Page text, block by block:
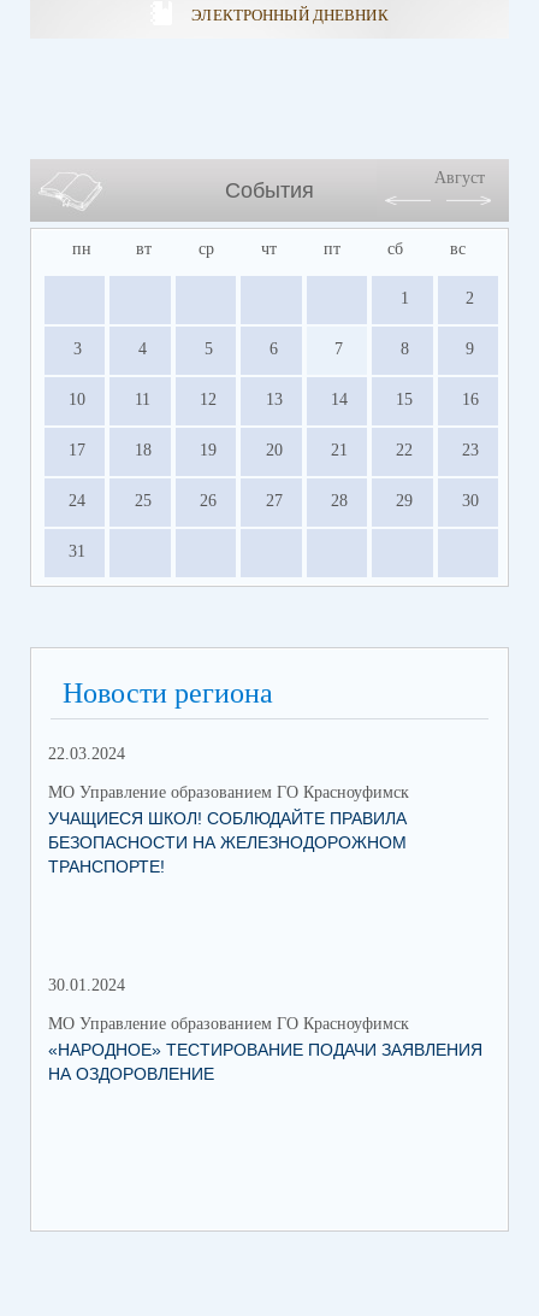
ЭЛЕКТРОННЫЙ ДНЕВНИК
События
Август
пн вт ср чт пт сб вс
1 2
3 4 5 6 7 8 9
10 11 12 13 14 15 16
17 18 19 20 21 22 23
24 25 26 27 28 29 30
31
Новости региона
22.03.2024
МО Управление образованием ГО Красноуфимск
УЧАЩИЕСЯ ШКОЛ! СОБЛЮДАЙТЕ ПРАВИЛА
БЕЗОПАСНОСТИ НА ЖЕЛЕЗНОДОРОЖНОМ
ТРАНСПОРТЕ!
30.01.2024
МО Управление образованием ГО Красноуфимск
«НАРОДНОЕ» ТЕСТИРОВАНИЕ ПОДАЧИ ЗАЯВЛЕНИЯ
НА ОЗДОРОВЛЕНИЕ